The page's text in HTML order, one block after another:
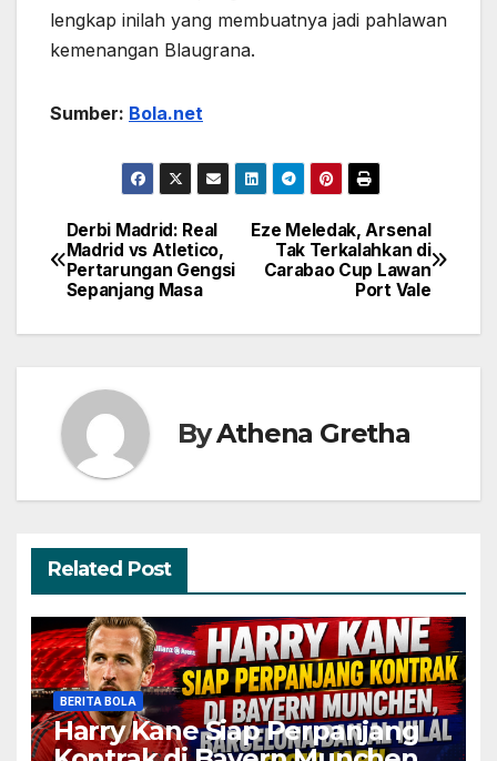
lengkap inilah yang membuatnya jadi pahlawan
kemenangan Blaugrana.
Sumber: Bola.net
Navigasi
pos
Eze Meledak, Arsenal
Tak Terkalahkan di
Carabao Cup Lawan
Port Vale
Derbi Madrid: Real
Madrid vs Atletico,
Pertarungan Gengsi
Sepanjang Masa
ByAthena Gretha
Related Post
BERITA BOLA
Harry Kane Siap Perpanjang